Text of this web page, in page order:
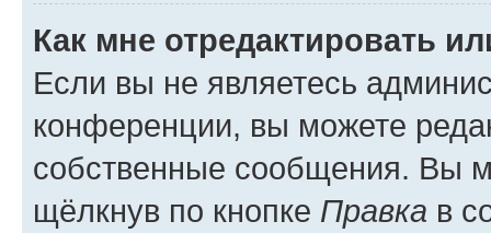
Как мне отредактировать
Если вы не являетесь
конференции, вы можете
собственные сообщения. Вы
щёлкнув по кнопке Правка в